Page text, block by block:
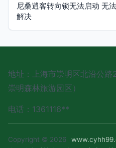
尼桑逍客转向锁无法启动 无
解决
地址：上海市崇明区北沿公
崇明森林旅游园区）
电话：1361116**
Copyright © 2026